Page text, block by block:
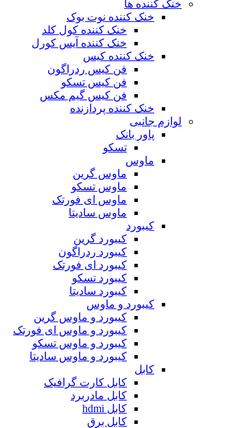
خنک کننده ها
خنک کننده نوت بوک
خنک کننده کول کلد
خنک کننده آیس کورل
خنک کننده کیس
فن کیس ردراگون
فن کیس تسکو
فن کیس گیم مکس
خنک کننده پردازنده
لوازم جانبی
پاور بانک
تسکو
ماوس
ماوس گرین
ماوس تسکو
ماوس ای فورتک
ماوس سادیتا
کیبورد
کیبورد گرین
کیبورد ردراگون
کیبورد ای فورتک
کیبورد تسکو
کیبورد سادیتا
کیبورد و ماوس
کیبورد و ماوس گرین
کیبورد و ماوس ای فورتک
کیبورد و ماوس تسکو
کیبورد و ماوس سادیتا
کابل
کابل کارت گرافیک
کابل مادربرد
کابل hdmi
کابل برق